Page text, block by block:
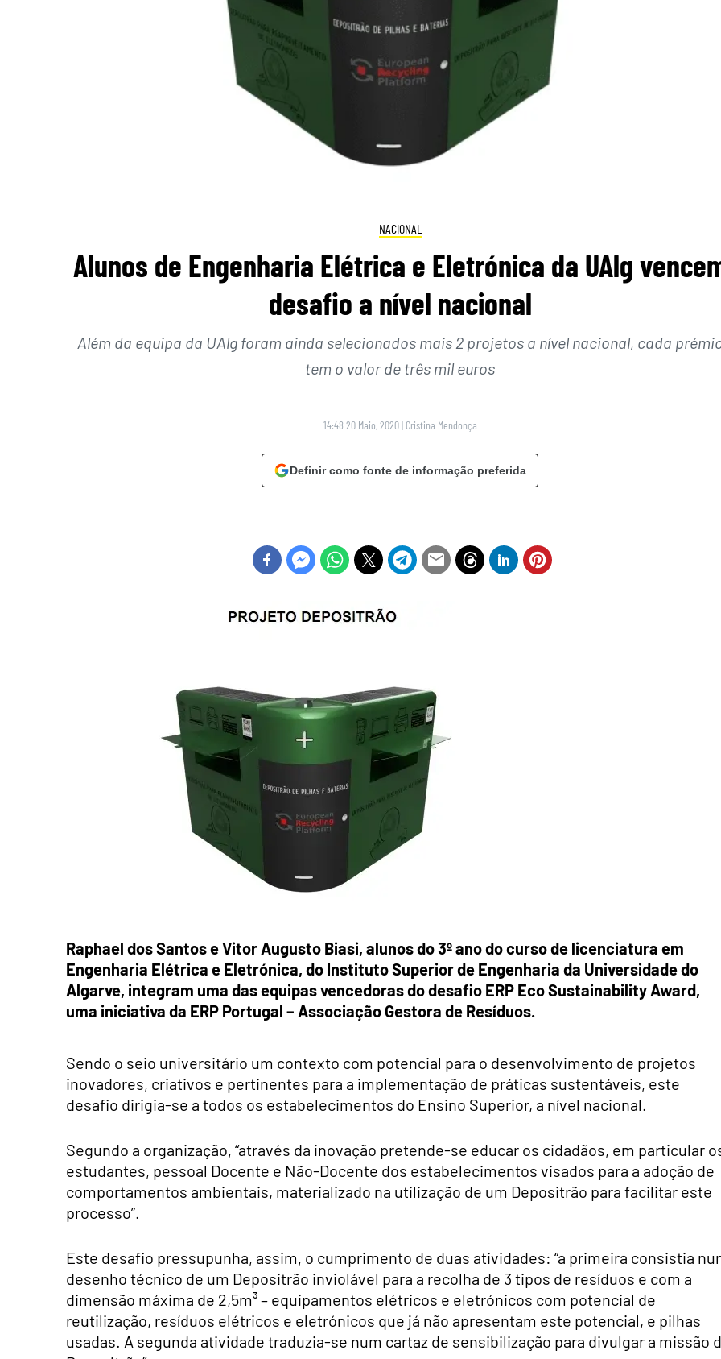
NACIONAL
Alunos de Engenharia Elétrica e Eletrónica da UAlg
desafio a nível nacional
Além da equipa da UAlg foram ainda selecionados mais 2 projetos a nível nacional, cada
tem o valor de três mil euros
14:48 20 Maio, 2020 | Cristina Mendonça
Definir como fonte de informação preferida
Raphael dos Santos e Vitor Augusto Biasi, alunos do 3º ano do curso de licenciatura em
Engenharia Elétrica e Eletrónica, do Instituto Superior de Engenharia da Universidade do
Algarve, integram uma das equipas vencedoras do desafio ERP Eco Sustainability Award,
uma iniciativa da ERP Portugal – Associação Gestora de Resíduos.
Sendo o seio universitário um contexto com potencial para o desenvolvimento de projetos
inovadores, criativos e pertinentes para a implementação de práticas sustentáveis, este
desafio dirigia-se a todos os estabelecimentos do Ensino Superior, a nível nacional.
Segundo a organização, “através da inovação pretende-se educar os cidadãos, em particular
estudantes, pessoal Docente e Não-Docente dos estabelecimentos visados para a adoção de
comportamentos ambientais, materializado na utilização de um Depositrão para facilitar este
processo”.
Este desafio pressupunha, assim, o cumprimento de duas atividades: “a primeira consistia
desenho técnico de um Depositrão inviolável para a recolha de 3 tipos de resíduos e com a
dimensão máxima de 2,5m³ – equipamentos elétricos e eletrónicos com potencial de
reutilização, resíduos elétricos e eletrónicos que já não apresentam este potencial, e pilhas
usadas. A segunda atividade traduzia-se num cartaz de sensibilização para divulgar a missão